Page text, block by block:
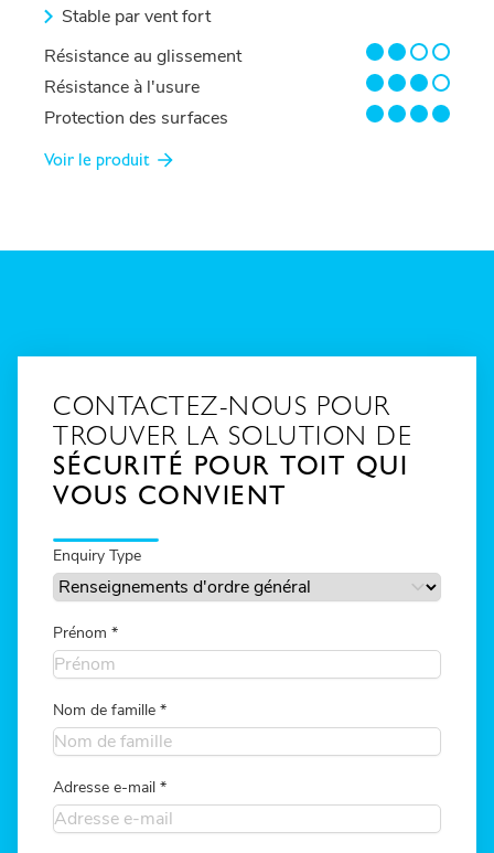
Stable par vent fort
Résistance au glissement
2/4
Résistance à l'usure
3/4
Protection des surfaces
4/4
Voir le produit
CONTACTEZ-NOUS POUR
TROUVER LA SOLUTION DE
SÉCURITÉ POUR TOIT QUI
VOUS CONVIENT
Enquiry Type
Prénom *
Nom de famille *
Adresse e-mail *